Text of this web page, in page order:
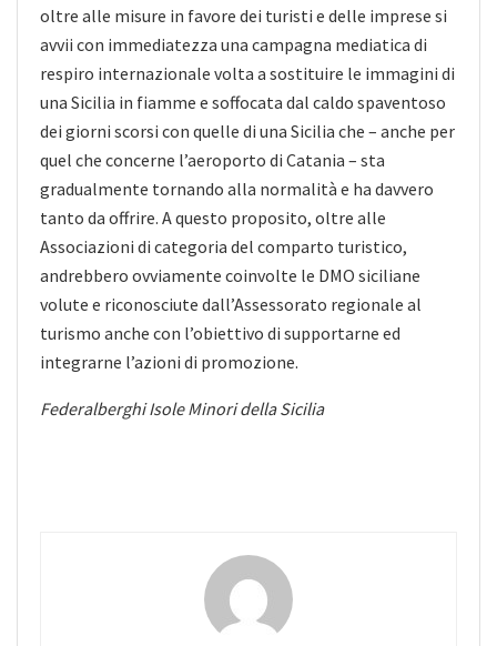
oltre alle misure in favore dei turisti e delle imprese si
avvii con immediatezza una campagna mediatica di
respiro internazionale volta a sostituire le immagini di
una Sicilia in fiamme e soffocata dal caldo spaventoso
dei giorni scorsi con quelle di una Sicilia che – anche per
quel che concerne l’aeroporto di Catania – sta
gradualmente tornando alla normalità e ha davvero
tanto da offrire. A questo proposito, oltre alle
Associazioni di categoria del comparto turistico,
andrebbero ovviamente coinvolte le DMO siciliane
volute e riconosciute dall’Assessorato regionale al
turismo anche con l’obiettivo di supportarne ed
integrarne l’azioni di promozione.
Federalberghi Isole Minori della Sicilia